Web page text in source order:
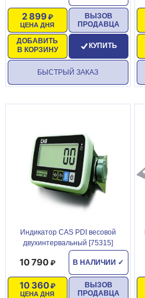
ЦЕНА ДНЯ
2 899
ДОБАВИТЬ
В КОРЗИНУ
ВЫЗОВ
ПРОДАВЦА
КУПИТЬ
БЫСТРЫЙ ЗАКАЗ
Индикатор CAS PDI весовой
двухинтервальный [75315]
В НАЛИЧИИ ✓
10 790
ЦЕНА ДНЯ
10 360
ВЫЗОВ
ПРОДАВЦА